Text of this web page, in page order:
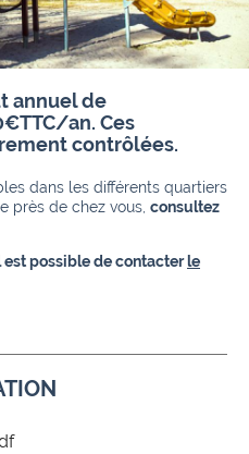
annuel de
an. Ces
contrôlées.
dans les différents quartiers
près de chez vous, consultez
est possible de contacter le